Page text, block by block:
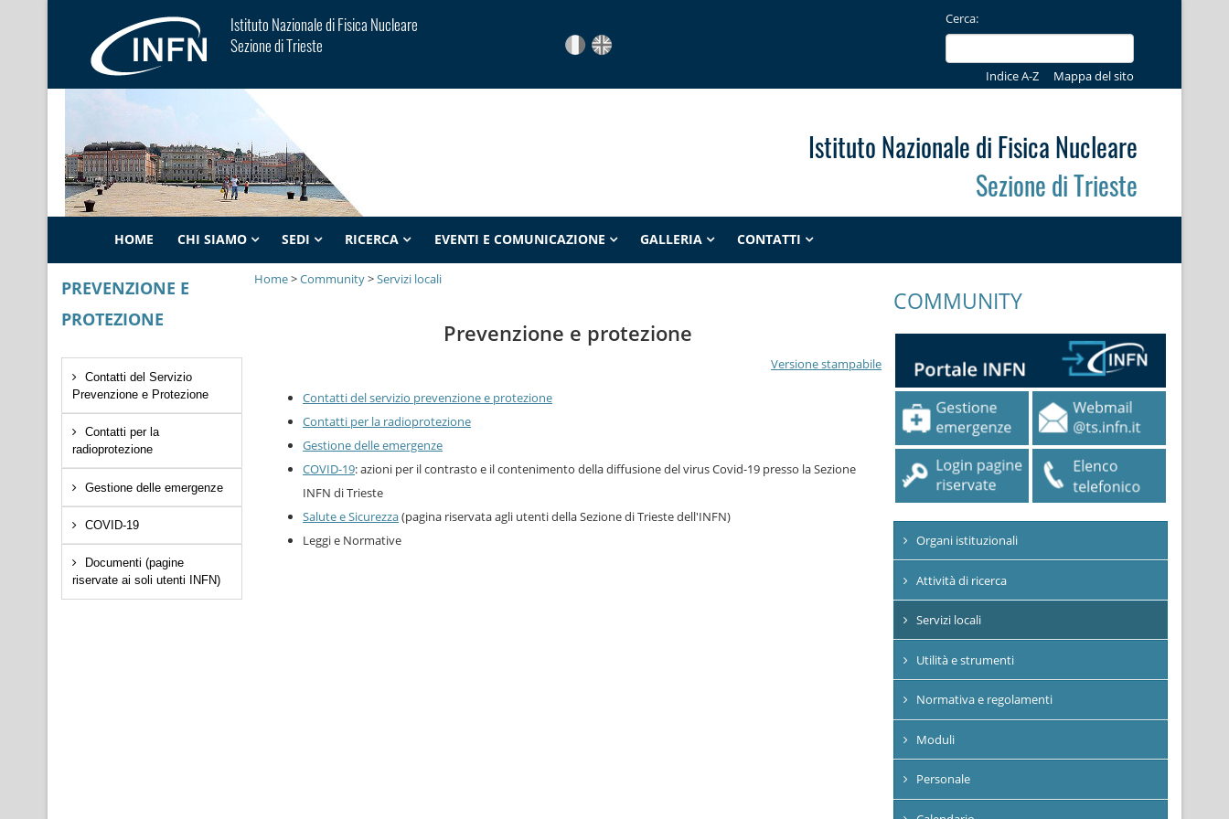
Istituto Nazionale di Fisica Nucleare
Sezione di Trieste
Cerca:
Indice A-Z Mappa del sito
Istituto Nazionale di Fisica Nucleare
Sezione di Trieste
HOME CHI SIAMO SEDI RICERCA EVENTI E COMUNICAZIONE GALLERIA CONTATTI
PREVENZIONE E
PROTEZIONE
Contatti del Servizio
Prevenzione e Protezione
Contatti per la
radioprotezione
Gestione delle emergenze
COVID-19
Documenti (pagine
riservate ai soli utenti INFN)
Home>Community>Servizi locali
Prevenzione e protezione
Versione stampabile
Contatti del servizio prevenzione e protezione
Contatti per la radioprotezione
Gestione delle emergenze
COVID-19: azioni per il contrasto e il contenimento della diffusione del virus Covid-19 presso la Sezione
INFN di Trieste
Salute e Sicurezza(pagina riservata agli utenti della Sezione di Trieste dell'INFN)
Leggi e Normative
COMMUNITY
Organi istituzionali
Attività di ricerca
Servizi locali
Utilità e strumenti
Normativa e regolamenti
Moduli
Personale